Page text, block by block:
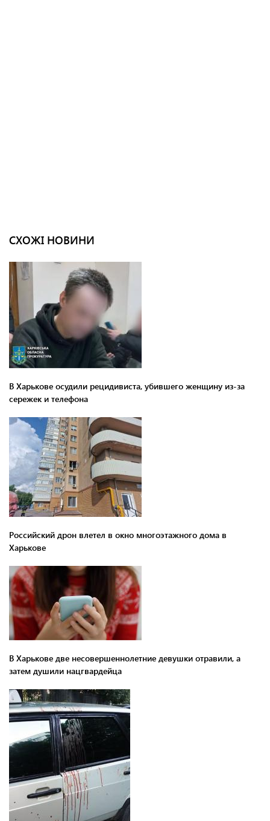
СХОЖІ НОВИНИ
В Харькове осудили рецидивиста, убившего женщину из-за
сережек и телефона
Российский дрон влетел в окно многоэтажного дома в
Харькове
В Харькове две несовершеннолетние девушки отравили, а
затем душили нацгвардейца